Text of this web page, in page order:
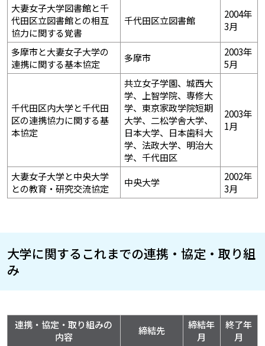
大妻女子大学図書館と千
代田区立図書館との相互
協力に関する覚書
千代田区立図書館
2004年
3月
多摩市と大妻女子大学の
連携に関する基本協定
多摩市
2003年
5月
千代田区内大学と千代田
区の連携協力に関する基
本協定
共立女子学園、城西大
学、上智学院、専修大
学、東京家政学院短期
大学、二松学舎大学、
日本大学、日本歯科大
学、法政大学、明治大
学、千代田区
2003年
1月
大妻女子大学と中央大学
との教育・研究交流協定
中央大学
2002年
3月
大学に関するこれまでの連携・協定・取り組
み
連携・協定・取り組みの
内容
締結先
締結年
月
終了年
月